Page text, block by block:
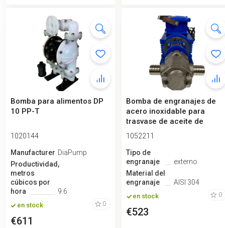
Bomba para alimentos DP
10 PP-T
1020144
ManufactureroDiaPump
Productividad,
metros
cúbicos por
hora
9.6
en stock 0
€611
Bomba de engranajes de
acero inoxidable para
trasvase de aceite de
motor WCB-...
1052211
Tipo de
engranaje
externo
Material del
engranaje
AISI 304
en stock 0
€523